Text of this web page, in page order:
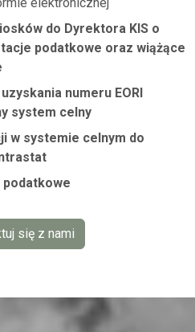
do Dyrektora KIS o
podatkowe oraz wiążące
numeru EORI
system celny
w systemie celnym do
się z nami